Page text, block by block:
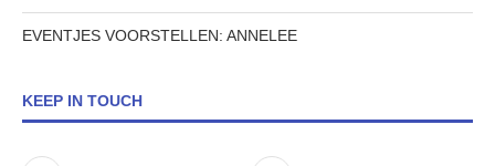
EVENTJES VOORSTELLEN: ANNELEE
KEEP IN TOUCH